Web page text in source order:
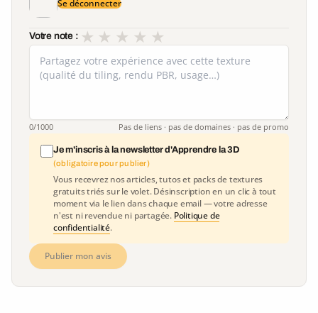
Se déconnecter
Votre note : ★
★
★
★
★
0/1000 Pas de liens · pas de domaines · pas de promo
Je m'inscris à la newsletter d'Apprendre la 3D
(obligatoire pour publier)
Vous recevrez nos articles, tutos et packs de textures
gratuits triés sur le volet. Désinscription en un clic à tout
moment via le lien dans chaque email — votre adresse
n'est ni revendue ni partagée. Politique de
confidentialité.
Publier mon avis